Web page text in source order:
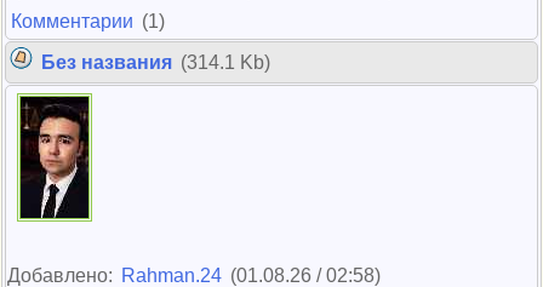
Комментарии (1)
Без названия (314.1 Kb)
Добавлено: Rahman.24 (01.08.26 / 02:58)